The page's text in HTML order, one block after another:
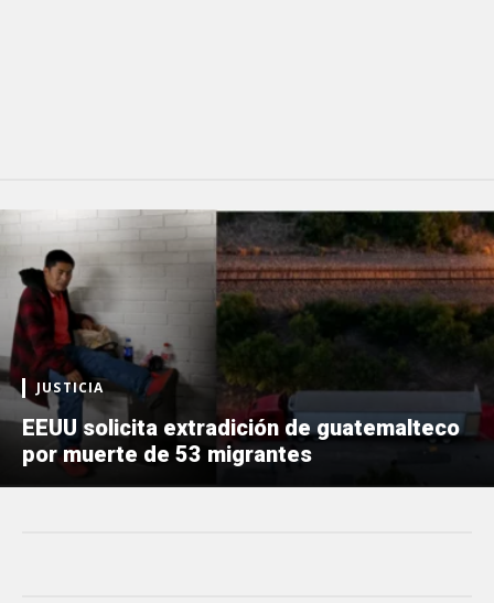
JUSTICIA
EEUU solicita extradición de guatemalteco
por muerte de 53 migrantes